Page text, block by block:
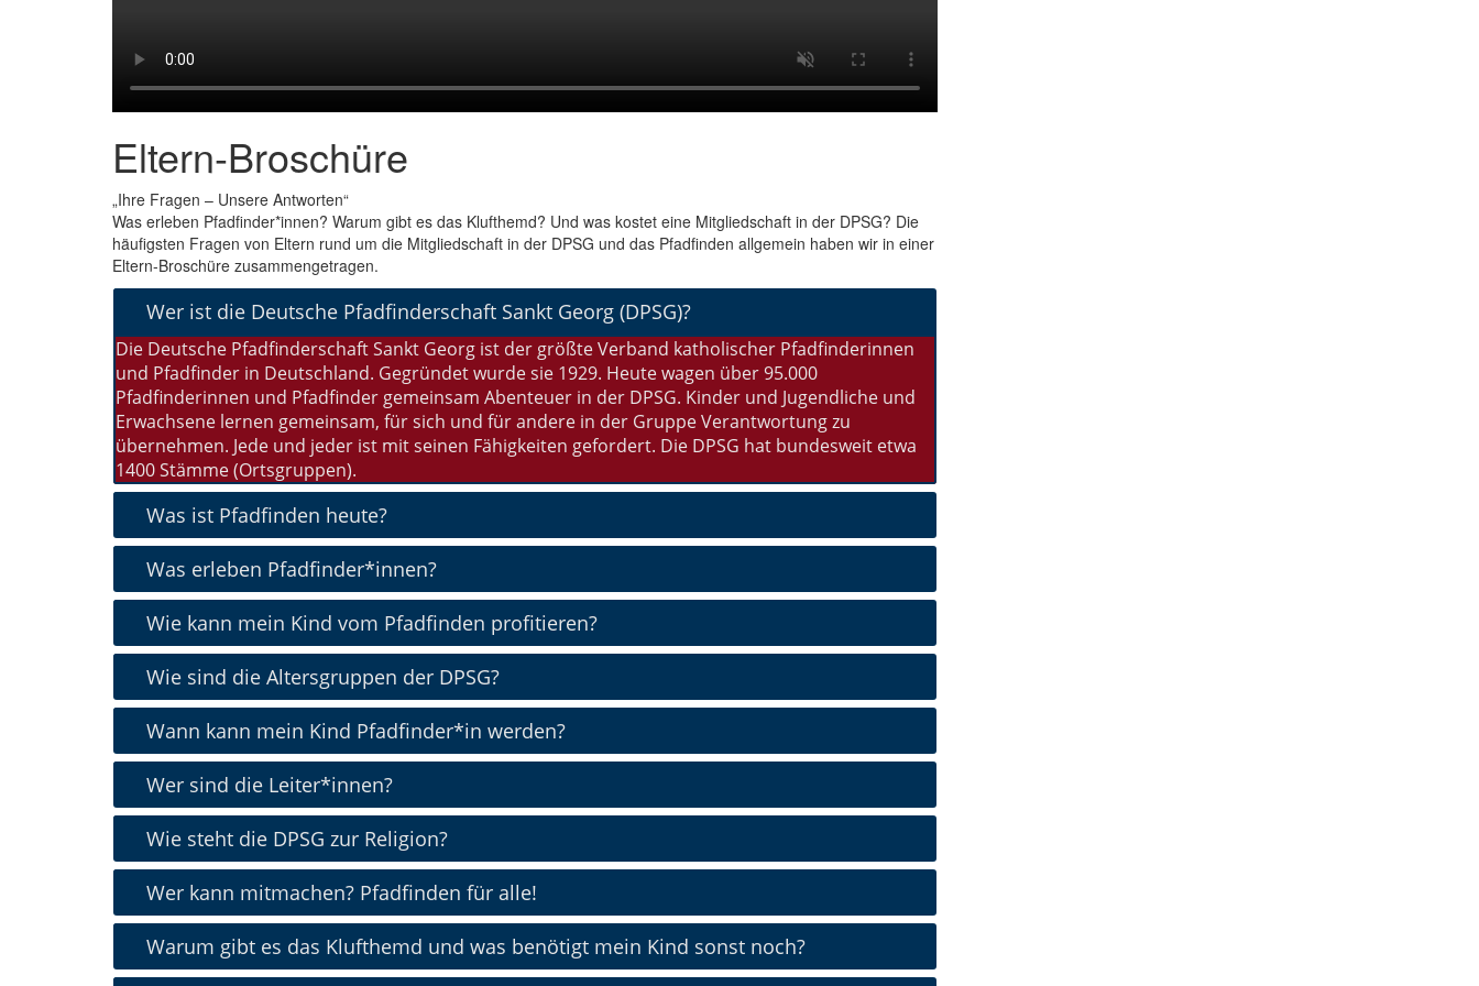
Eltern-Broschüre
„Ihre Fragen – Unsere Antworten“
Was erleben Pfadfinder*innen? Warum gibt es das Klufthemd? Und was kostet eine Mitgliedschaft in der DPSG? Die
häufigsten Fragen von Eltern rund um die Mitgliedschaft in der DPSG und das Pfadfinden allgemein haben wir in einer
Eltern-Broschüre zusammengetragen.
Wer ist die Deutsche Pfadfinderschaft Sankt Georg (DPSG)?
Die Deutsche Pfadfinderschaft Sankt Georg ist der größte Verband katholischer Pfadfinderinnen
und Pfadfinder in Deutschland. Gegründet wurde sie 1929. Heute wagen über 95.000
Pfadfinderinnen und Pfadfinder gemeinsam Abenteuer in der DPSG. Kinder und Jugendliche und
Erwachsene lernen gemeinsam, für sich und für andere in der Gruppe Verantwortung zu
übernehmen. Jede und jeder ist mit seinen Fähigkeiten gefordert. Die DPSG hat bundesweit etwa
1400 Stämme (Ortsgruppen).
Was ist Pfadfinden heute?
Was erleben Pfadfinder*innen?
Wie kann mein Kind vom Pfadfinden profitieren?
Wie sind die Altersgruppen der DPSG?
Wann kann mein Kind Pfadfinder*in werden?
Wer sind die Leiter*innen?
Wie steht die DPSG zur Religion?
Wer kann mitmachen? Pfadfinden für alle!
Warum gibt es das Klufthemd und was benötigt mein Kind sonst noch?